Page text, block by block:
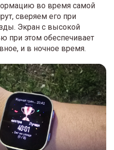
во время самой
сверяем его при
Экран с высокой
при этом обеспечивает
и в ночное время.